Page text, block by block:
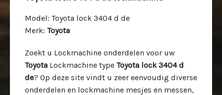
Model: Toyota lock 3404 d de
Merk: Toyota
Zoekt u Lockmachine onderdelen voor uw
Toyota Lockmachine type Toyota lock 3404 d
de? Op deze site vindt u zeer eenvoudig diverse
onderdelen en lockmachine mesjes en messen,